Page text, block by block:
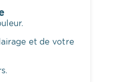
et de votre